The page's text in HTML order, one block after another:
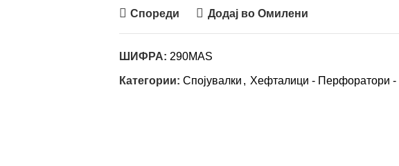
Спореди Додај во Омилени
ШИФРА: 290MAS
Категории: Спојувалки , Хефталици - Перфоратори -